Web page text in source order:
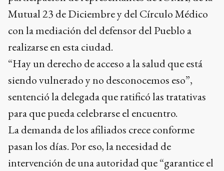
Mutual 23 de Diciembre y del Círculo Médico
con la mediación del defensor del Pueblo a
realizarse en esta ciudad.
“Hay un derecho de acceso a la salud que está
siendo vulnerado y no desconocemos eso”,
sentenció la delegada que ratificó las tratativas
para que pueda celebrarse el encuentro.
La demanda de los afiliados crece conforme
pasan los días. Por eso, la necesidad de
intervención de una autoridad que “garantice el